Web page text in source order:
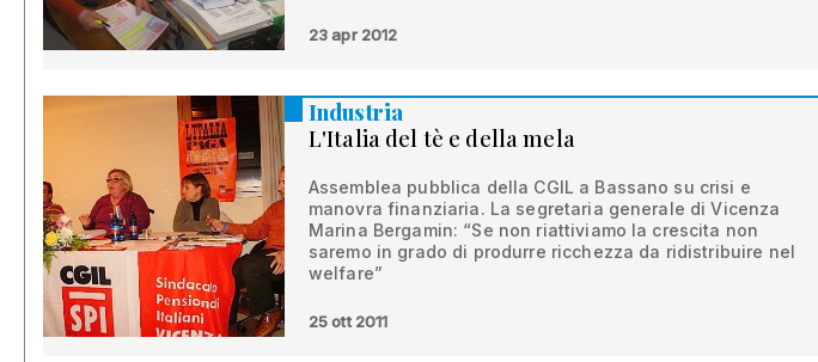
23 apr 2012
Industria
L'Italia del tè e della mela
Assemblea pubblica della CGIL a Bassano su crisi e
manovra finanziaria. La segretaria generale di Vicenza
Marina Bergamin: “Se non riattiviamo la crescita non
saremo in grado di produrre ricchezza da ridistribuire nel
welfare”
25 ott 2011